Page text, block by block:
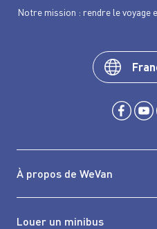
Notre mission : rendre le voyage
À propos de WeVan
Louer un minibus